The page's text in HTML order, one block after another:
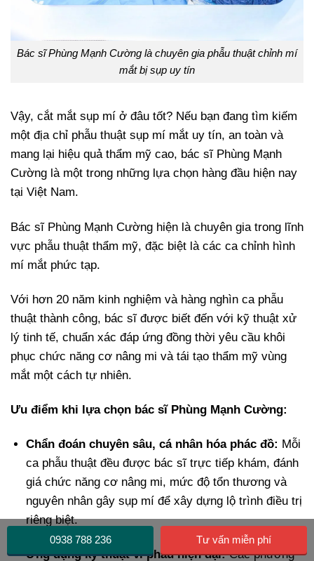
Bác sĩ Phùng Mạnh Cường là chuyên gia phẫu thuật chỉnh mí
mắt bị sụp uy tín
Vậy, cắt mắt sụp mí ở đâu tốt? Nếu bạn đang tìm kiếm
một địa chỉ phẫu thuật sụp mí mắt uy tín, an toàn và
mang lại hiệu quả thẩm mỹ cao, bác sĩ Phùng Mạnh
Cường là một trong những lựa chọn hàng đầu hiện nay
tại Việt Nam.
Bác sĩ Phùng Mạnh Cường hiện là chuyên gia trong lĩnh
vực phẫu thuật thẩm mỹ, đặc biệt là các ca chỉnh hình
mí mắt phức tạp.
Với hơn 20 năm kinh nghiệm và hàng nghìn ca phẫu
thuật thành công, bác sĩ được biết đến với kỹ thuật xử
lý tinh tế, chuẩn xác đáp ứng đồng thời yêu cầu khôi
phục chức năng cơ nâng mi và tái tạo thẩm mỹ vùng
mắt một cách tự nhiên.
Ưu điểm khi lựa chọn bác sĩ Phùng Mạnh Cường:
Chẩn đoán chuyên sâu, cá nhân hóa phác đồ: Mỗi
ca phẫu thuật đều được bác sĩ trực tiếp khám, đánh
giá chức năng cơ nâng mi, mức độ tổn thương và
nguyên nhân gây sụp mí để xây dựng lộ trình điều trị
riêng biệt.
Ứng dụng kỹ thuật vi phẫu hiện đại:Các phương
0938 788 236 Tư vấn miễn phí